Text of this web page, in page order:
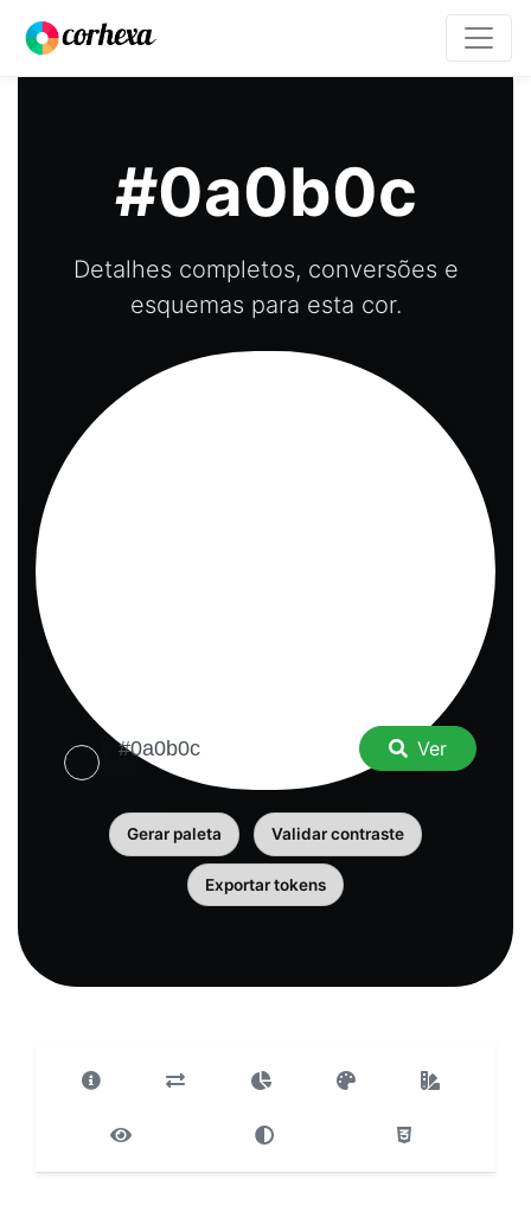
#0a0b0c
Detalhes completos, conversões e
esquemas para esta cor.
Ver
Gerar paleta Validar contraste
Exportar tokens